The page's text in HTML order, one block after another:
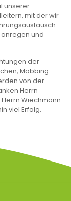
unserer
mit der wir
und
der
Mobbing-
von der
Herrn
Wiechmann
viel Erfolg.